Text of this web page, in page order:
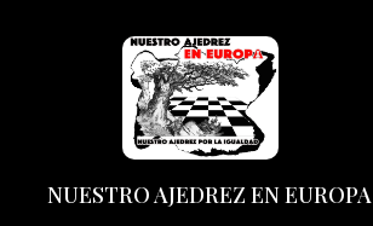
NUESTRO AJEDREZ EN EUROPA